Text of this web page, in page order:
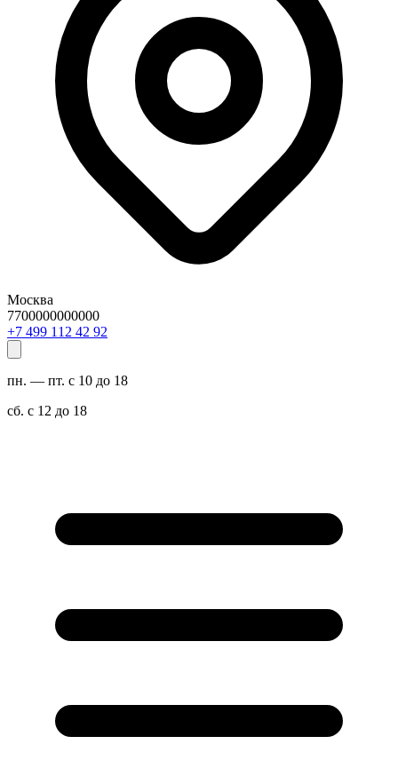
Москва
7700000000000
29 24 211 994 7+
пн. — пт. с 10 до 18
сб. с 12 до 18